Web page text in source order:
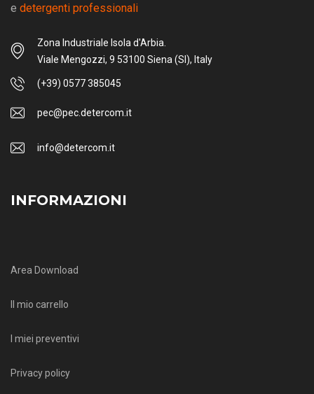
e detergenti professionali
Zona Industriale Isola d'Arbia.
Viale Mengozzi, 9 53100 Siena (SI), Italy
(+39) 0577 385045
pec@pec.detercom.it
info@detercom.it
INFORMAZIONI
Area Download
Il mio carrello
I miei preventivi
Privacy policy